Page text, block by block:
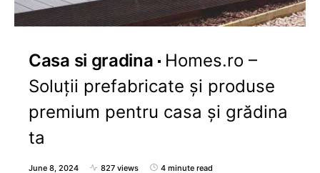
Casa si gradina
Homes.ro –
Soluții prefabricate și produse
premium pentru casa și grădina
ta
June 8, 2024 827 views 4 minute read